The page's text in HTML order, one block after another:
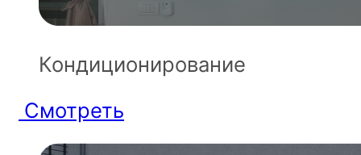
Кондиционирование
Смотреть